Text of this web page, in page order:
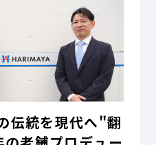
伝統を現代へ"翻